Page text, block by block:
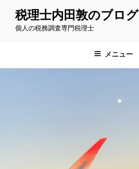
税理士内田敦のブログ
個人の税務調査専門税理士
メニュー